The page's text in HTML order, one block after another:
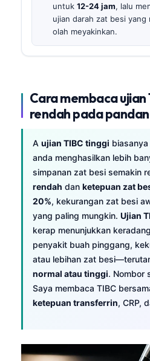
untuk 12-24 jam, lalu
ujian darah zat besi
olah meyakinkan.
Cara membaca
rendah pada
A ujian TIBC tinggi
anda menghasilkan lebih
simpanan zat besi semakin
rendah dan ketepuan zat
20%, kekurangan zat besi
yang paling mungkin. Ujian
kerap menunjukkan
penyakit buah pinggang,
atau lebihan zat
normal atau tinggi. Nombor
Saya membaca TIBC
ketepuan transferrin, CRP,